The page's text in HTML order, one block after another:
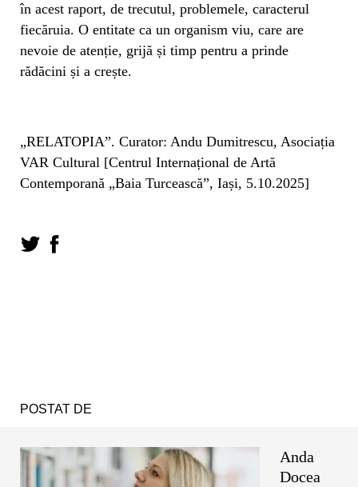
în acest raport, de trecutul, problemele, caracterul
fiecăruia. O entitate ca un organism viu, care are
nevoie de atenție, grijă și timp pentru a prinde
rădăcini și a crește.
„RELATOPIA”. Curator: Andu Dumitrescu, Asociația
VAR Cultural [Centrul Internațional de Artă
Contemporană „Baia Turcească”, Iași, 5.10.2025]
POSTAT DE
Anda
Docea